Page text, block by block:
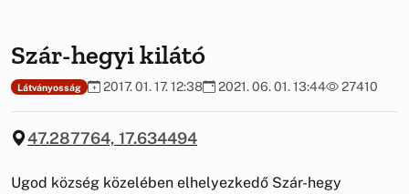
Szár-hegyi kilátó
Látványosság 2017. 01. 17. 12:38 2021. 06. 01. 13:44 27410
47.287764, 17.634494
Ugod község közelében elhelyezkedő Szár-hegy